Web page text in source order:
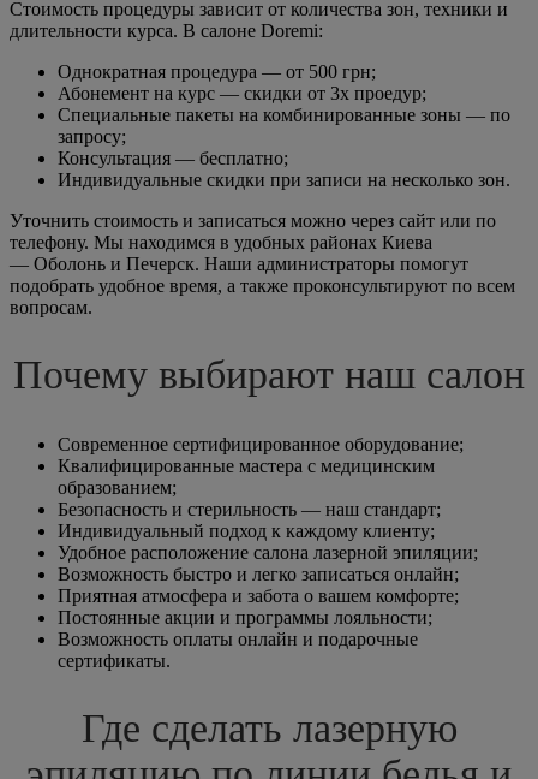
Стоимость процедуры зависит от количества зон, техники и
длительности курса. В салоне Doremi:
Однократная процедура — от 500 грн;
Абонемент на курс — скидки от 3х проедур;
Специальные пакеты на комбинированные зоны — по
запросу;
Консультация — бесплатно;
Индивидуальные скидки при записи на несколько зон.
Уточнить стоимость и записаться можно через сайт или по
телефону. Мы находимся в удобных районах Киева
— Оболонь и Печерск. Наши администраторы помогут
подобрать удобное время, а также проконсультируют по всем
вопросам.
Почему выбирают наш салон
Современное сертифицированное оборудование;
Квалифицированные мастера с медицинским
образованием;
Безопасность и стерильность — наш стандарт;
Индивидуальный подход к каждому клиенту;
Удобное расположение салона лазерной эпиляции;
Возможность быстро и легко записаться онлайн;
Приятная атмосфера и забота о вашем комфорте;
Постоянные акции и программы лояльности;
Возможность оплаты онлайн и подарочные
сертификаты.
Где сделать лазерную